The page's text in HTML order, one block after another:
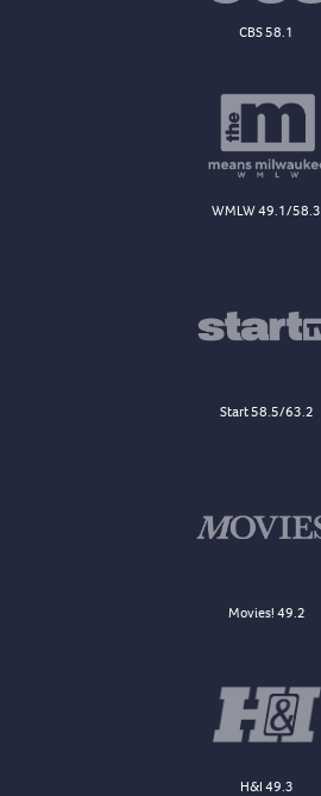
CBS 58.1
WMLW 49.1/58.3
Start 58.5/63.2
Movies! 49.2
H&I 49.3